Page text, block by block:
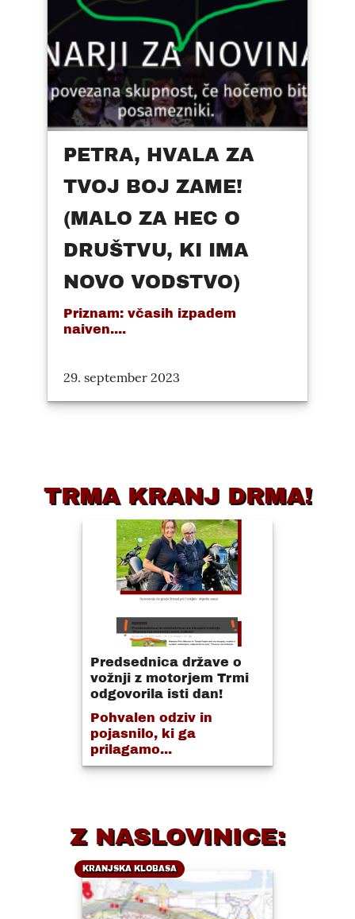
PETRA, HVALA ZA
TVOJ BOJ ZAME!
(MALO ZA HEC O
DRUŠTVU, KI IMA
NOVO VODSTVO)
Priznam: včasih izpadem
naiven....
29. september 2023
TRMA KRANJ DRMA!
Predsednica države o
vožnji z motorjem Trmi
odgovorila isti dan!
Pohvalen odziv in
pojasnilo, ki ga
prilagamo...
Z NASLOVINICE:
KRANJSKA KLOBASA